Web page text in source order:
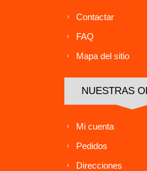
Contactar
FAQ
Mapa del sitio
NUESTRAS
Mi cuenta
Pedidos
Direcciones